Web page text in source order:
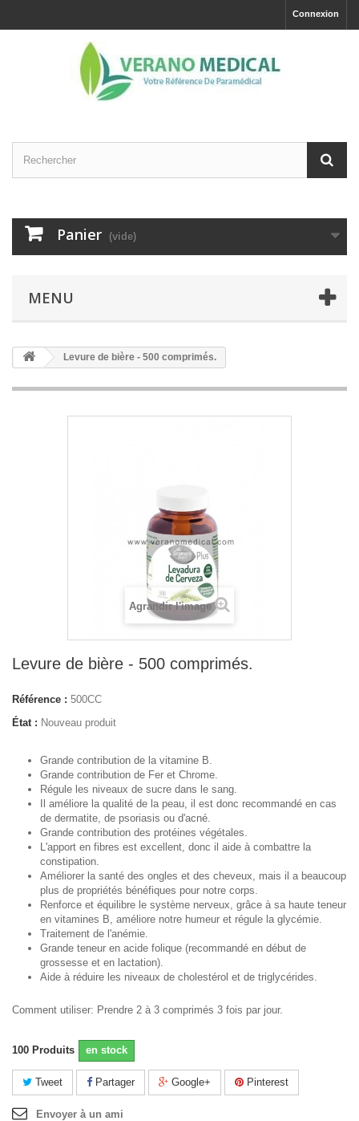
Connexion
Panier (vide)
MENU
Levure de bière - 500 comprimés.
Agrandir l'image
Levure de bière - 500 comprimés.
Référence : 500CC
État : Nouveau produit
Grande contribution de la vitamine B.
Grande contribution de Fer et Chrome.
Régule les niveaux de sucre dans le sang.
Il améliore la qualité de la peau, il est donc recommandé en cas
de dermatite, de psoriasis ou d'acné.
Grande contribution des protéines végétales.
L'apport en fibres est excellent, donc il aide à combattre la
constipation.
Améliorer la santé des ongles et des cheveux, mais il a beaucoup
plus de propriétés bénéfiques pour notre corps.
Renforce et équilibre le système nerveux, grâce à sa haute teneur
en vitamines B, améliore notre humeur et régule la glycémie.
Traitement de l'anémie.
Grande teneur en acide folique (recommandé en début de
grossesse et en lactation).
Aide à réduire les niveaux de cholestérol et de triglycérides.
Comment utiliser: Prendre 2 à 3 comprimés 3 fois par jour.
100 Produits en stock
Tweet Partager Google+ Pinterest
Envoyer à un ami